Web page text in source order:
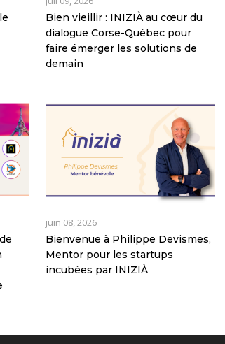
Bien vieillir : INIZIÀ au cœur du
dialogue Corse-Québec pour
faire émerger les solutions de
demain
juin 08, 2026
Bienvenue à Philippe Devismes,
Mentor pour les startups
incubées par INIZIÀ